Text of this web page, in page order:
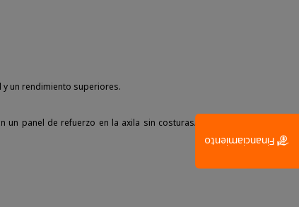
un rendimiento superiores.
panel de refuerzo en la axila sin costuras/no
Financiamiento